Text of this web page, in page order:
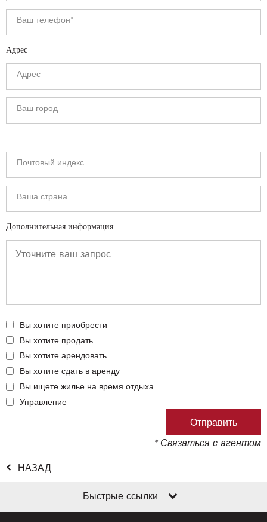
Адрес
Дополнительная информация
Вы хотите приобрести
Вы хотите продать
Вы хотите арендовать
Вы хотите сдать в аренду
Вы ищете жилье на время отдыха
Управление
* Связаться с агентом
НАЗАД
Быстрые ссылки